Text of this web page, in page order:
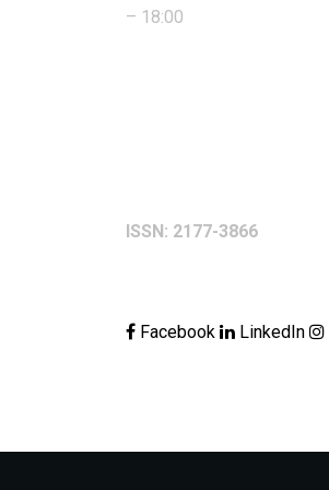
– 18:00
ISSN: 2177-3866
Facebook LinkedIn